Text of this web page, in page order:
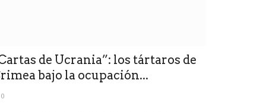
de Ucrania”: los tártaros de
bajo la ocupación...
0